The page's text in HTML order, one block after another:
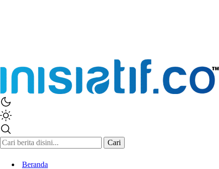
Inisiatif.co
Stay Connected Stay Informed
Cari
Beranda